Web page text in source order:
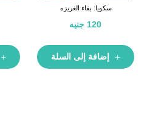
سكويا: بقاء الغريزه
120 جنيه
إضافة إلى السلة